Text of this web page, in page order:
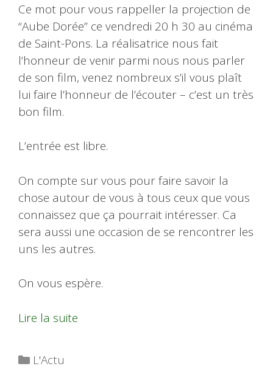
Ce mot pour vous rappeller la projection de
“Aube Dorée” ce vendredi 20 h 30 au cinéma
de Saint-Pons. La réalisatrice nous fait
l’honneur de venir parmi nous nous parler
de son film, venez nombreux s’il vous plaît
lui faire l’honneur de l’écouter – c’est un très
bon film.
L’entrée est libre.
On compte sur vous pour faire savoir la
chose autour de vous à tous ceux que vous
connaissez que ça pourrait intéresser. Ca
sera aussi une occasion de se rencontrer les
uns les autres.
On vous espère.
Lire la suite
Catégories
L'Actu